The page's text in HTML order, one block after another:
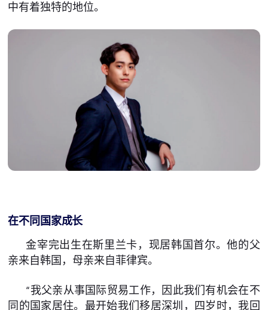
中有着独特的地位。
在不同国家成长
金宰完出生在斯里兰卡，现居韩国首尔。他的父
亲来自韩国，母亲来自菲律宾。
“我父亲从事国际贸易工作，因此我们有机会在不
同的国家居住。最开始我们移居深圳，四岁时，我回